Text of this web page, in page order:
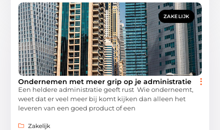
ZAKELIJK
Ondernemen met meer grip op je administratie
Een heldere administratie geeft rust Wie onderneemt,
weet dat er veel meer bij komt kijken dan alleen het
leveren van een goed product of een
Zakelijk